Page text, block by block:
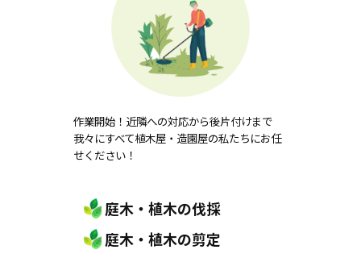
作業開始！近隣への対応から後片付けまで
我々にすべて植木屋・造園屋の私たちにお任
せください！
庭木・植木の伐採
庭木・植木の剪定